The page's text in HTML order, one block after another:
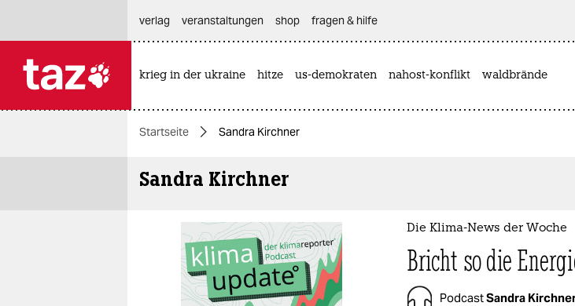
themen
politik
gesellschaft
kultur
verlag
veranstaltungen shop fragen & hilfe
krieg in der ukraine hitze us-demokraten nahost-konflikt waldbrände
Startseite Sandra Kirchner
Sandra Kirchner
Die Klima-News der Woche
Bricht so die
PodcastSandra